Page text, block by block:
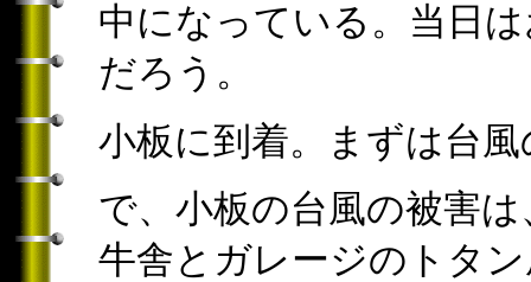
中になっている。当日
だろう。
小板に到着。まずは台
で、小板の台風の被害
牛舎とガレージのトタ